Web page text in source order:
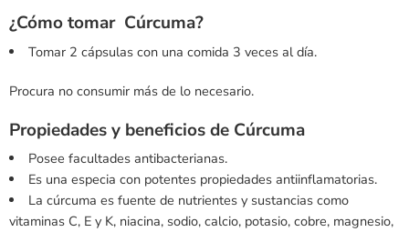
¿Cómo tomar Cúrcuma?
Tomar 2 cápsulas con una comida 3 veces al día.
Procura no consumir más de lo necesario.
Propiedades y beneficios de Cúrcuma
Posee facultades antibacterianas.
Es una especia con potentes propiedades antiinflamatorias.
La cúrcuma es fuente de nutrientes y sustancias como
vitaminas C, E y K, niacina, sodio, calcio, potasio, cobre, magnesio,